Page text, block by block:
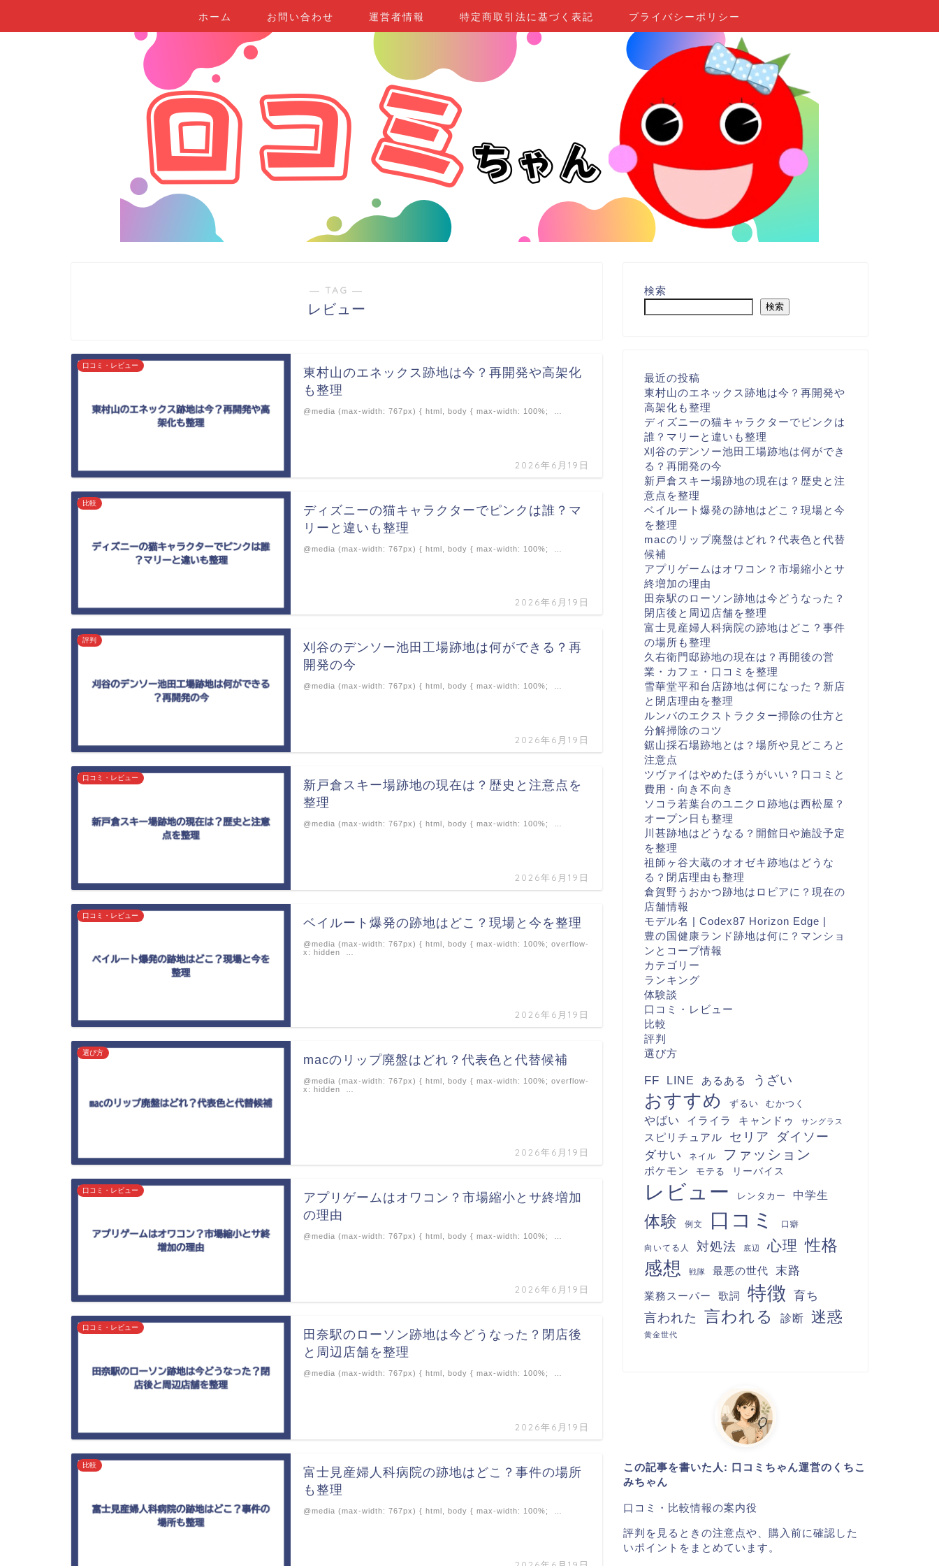
ホーム お問い合わせ 運営者情報 特定商取引法に基づく表記 プライバシーポリシー
― TAG ―
レビュー
口コミ・レビュー
東村山のエネックス跡地は今？再開発や高架化
も整理
2026年6月19日
@media (max-width: 767px) { html, body { max-width: 100%; …
比較
ディズニーの猫キャラクターでピンクは誰？マ
リーと違いも整理
2026年6月19日
@media (max-width: 767px) { html, body { max-width: 100%; …
評判
刈谷のデンソー池田工場跡地は何ができる？再
開発の今
2026年6月19日
@media (max-width: 767px) { html, body { max-width: 100%; …
口コミ・レビュー
新戸倉スキー場跡地の現在は？歴史と注意点を
整理
2026年6月19日
@media (max-width: 767px) { html, body { max-width: 100%; …
口コミ・レビュー
ベイルート爆発の跡地はどこ？現場と今を整理
2026年6月19日
@media (max-width: 767px) { html, body { max-width: 100%; overflow-
x: hidden …
選び方
macのリップ廃盤はどれ？代表色と代替候補
2026年6月19日
@media (max-width: 767px) { html, body { max-width: 100%; overflow-
x: hidden …
口コミ・レビュー
アプリゲームはオワコン？市場縮小とサ終増加
の理由
2026年6月19日
@media (max-width: 767px) { html, body { max-width: 100%; …
口コミ・レビュー
田奈駅のローソン跡地は今どうなった？閉店後
と周辺店舗を整理
2026年6月19日
@media (max-width: 767px) { html, body { max-width: 100%; …
比較
富士見産婦人科病院の跡地はどこ？事件の場所
も整理
@media (max-width: 767px) { html, body { max-width: 100%; …
検索
検索
最近の投稿
東村山のエネックス跡地は今？再開発や
高架化も整理
ディズニーの猫キャラクターでピンクは
誰？マリーと違いも整理
刈谷のデンソー池田工場跡地は何ができ
る？再開発の今
新戸倉スキー場跡地の現在は？歴史と注
意点を整理
ベイルート爆発の跡地はどこ？現場と今
を整理
macのリップ廃盤はどれ？代表色と代替
候補
アプリゲームはオワコン？市場縮小とサ
終増加の理由
田奈駅のローソン跡地は今どうなった？
閉店後と周辺店舗を整理
富士見産婦人科病院の跡地はどこ？事件
の場所も整理
久右衛門邸跡地の現在は？再開後の営
業・カフェ・口コミを整理
雪華堂平和台店跡地は何になった？新店
と閉店理由を整理
ルンバのエクストラクター掃除の仕方と
分解掃除のコツ
鋸山採石場跡地とは？場所や見どころと
注意点
ツヴァイはやめたほうがいい？口コミと
費用・向き不向き
ソコラ若葉台のユニクロ跡地は西松屋？
オープン日も整理
川甚跡地はどうなる？開館日や施設予定
を整理
祖師ヶ谷大蔵のオオゼキ跡地はどうな
る？閉店理由も整理
倉賀野うおかつ跡地はロピアに？現在の
店舗情報
モデル名 | Codex87 Horizon Edge |
豊の国健康ランド跡地は何に？マンショ
ンとコープ情報
カテゴリー
ランキング
体験談
口コミ・レビュー
比較
評判
選び方
FF LINE あるある うざい
おすすめ ずるい むかつく
やばい イライラ キャンドゥ サングラス
スピリチュアル セリア
ダイソー
ダサい
ネイル ファッション
ポケモン モテる リーバイス
レビュー レンタカー 中学生
体験 例文 口コミ 口癖
向いてる人 対処法 底辺 心理 性格
感想 戦隊 最悪の世代 末路
業務スーパー 歌詞 特徴 育ち
言われた 言われる 診断 迷惑
黄金世代
この記事を書いた人: 口コミちゃん運営のくちこ
みちゃん
口コミ・比較情報の案内役
評判を見るときの注意点や、購入前に確認した
いポイントをまとめています。